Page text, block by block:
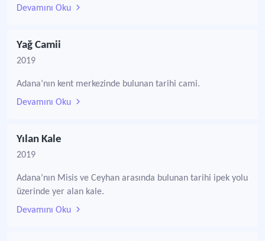
Devamını Oku
Yağ Camii
2019
Adana’nın kent merkezinde bulunan tarihi cami.
Devamını Oku
Yılan Kale
2019
Adana’nın Misis ve Ceyhan arasında bulunan tarihi ipek yolu
üzerinde yer alan kale.
Devamını Oku